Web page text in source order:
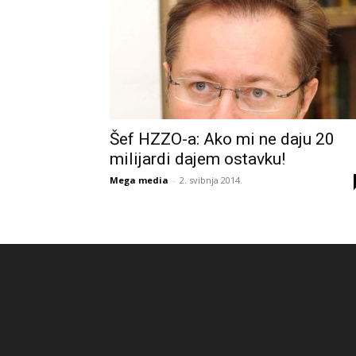
Šef HZZO-a: Ako mi ne daju 20
milijardi dajem ostavku!
Mega media - 2. svibnja 2014.